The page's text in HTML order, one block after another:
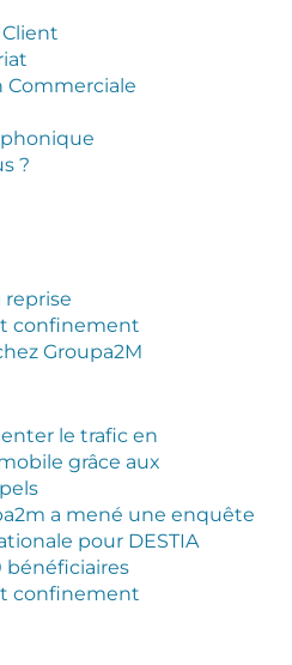
Commerciale
?
reprise
confinement
Groupa2M
le trafic en
grâce aux
a mené une enquête
pour DESTIA
bénéficiaires
confinement